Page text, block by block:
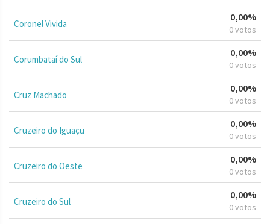
Coronel Vivida
0,00%
0 votos
Corumbataí do Sul
0,00%
0 votos
Cruz Machado
0,00%
0 votos
Cruzeiro do Iguaçu
0,00%
0 votos
Cruzeiro do Oeste
0,00%
0 votos
Cruzeiro do Sul
0,00%
0 votos